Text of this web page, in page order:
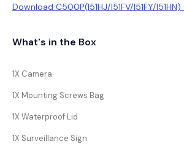
Download C500P(I51HJ/I51FV/I51FY/
What's in the Box
1X Camera
1X Mounting Screws Bag
1X Waterproof Lid
1X Surveillance Sign